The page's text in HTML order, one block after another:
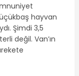
hayvan
Şimdi 3,5
değil. Van’ın